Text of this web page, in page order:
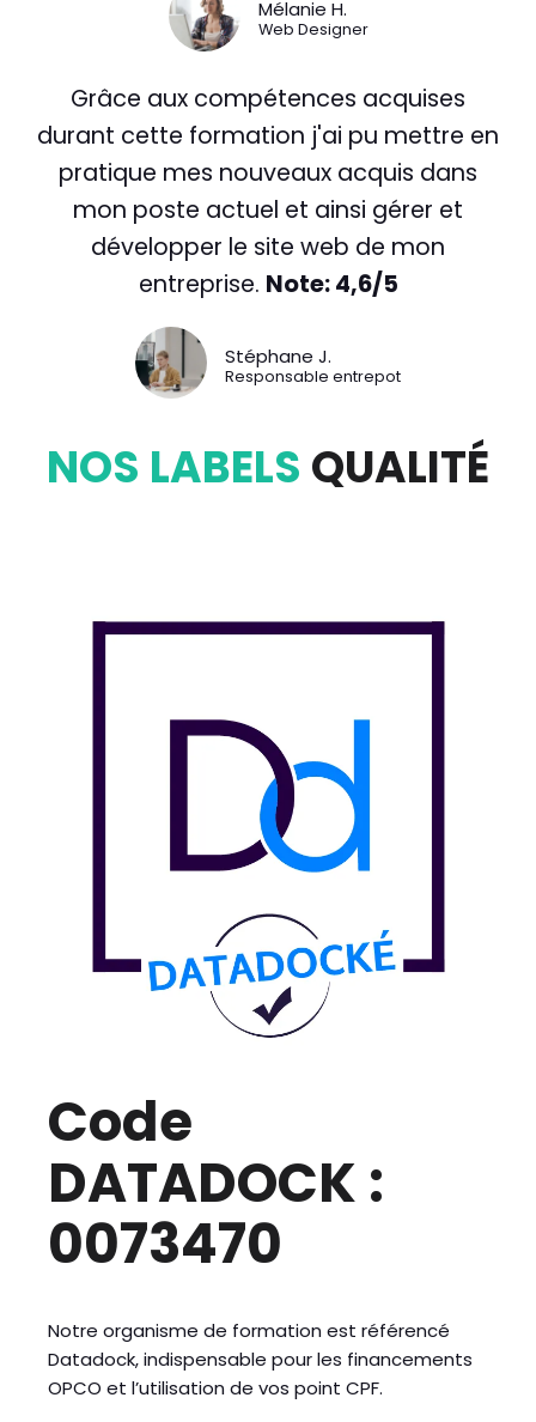
Mélanie H.
Web Designer
Grâce aux compétences acquises
durant cette formation j'ai pu mettre en
pratique mes nouveaux acquis dans
mon poste actuel et ainsi gérer et
développer le site web de mon
entreprise. Note: 4,6/5
Stéphane J.
Responsable entrepot
NOS LABELS QUALITÉ
Code
DATADOCK :
0073470
Notre organisme de formation est référencé
Datadock, indispensable pour les financements
OPCO et l’utilisation de vos point CPF.